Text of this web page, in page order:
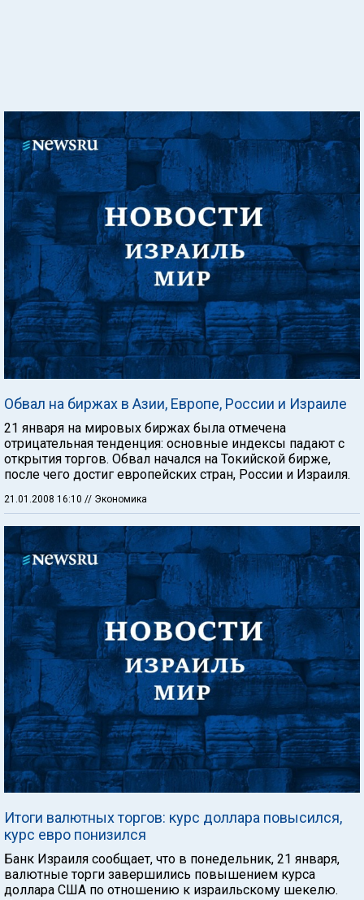
Обвал на биржах в Азии, Европе, России и Израиле
21 января на мировых биржах была отмечена
отрицательная тенденция: основные индексы падают с
открытия торгов. Обвал начался на Токийской бирже,
после чего достиг европейских стран, России и Израиля.
21.01.2008 16:10 // Экономика
Итоги валютных торгов: курс доллара повысился,
курс евро понизился
Банк Израиля сообщает, что в понедельник, 21 января,
валютные торги завершились повышением курса
доллара США по отношению к израильскому шекелю.